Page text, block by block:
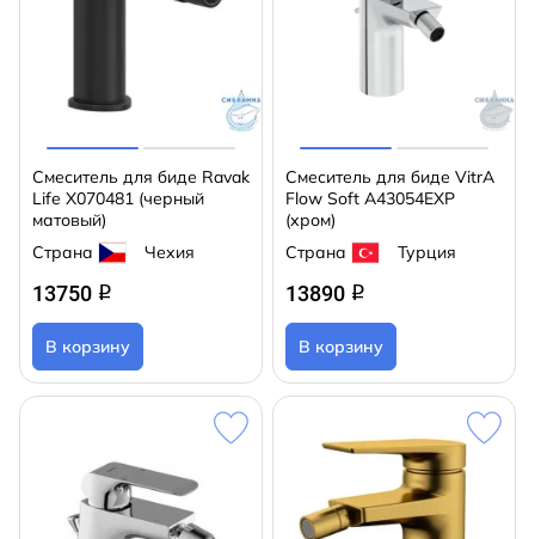
Смеситель для биде Ravak
Life X070481 (черный
матовый)
Страна
Чехия
13750 q
В корзину
Смеситель для биде VitrA
Flow Soft A43054EXP
(хром)
Страна
Турция
13890 q
В корзину